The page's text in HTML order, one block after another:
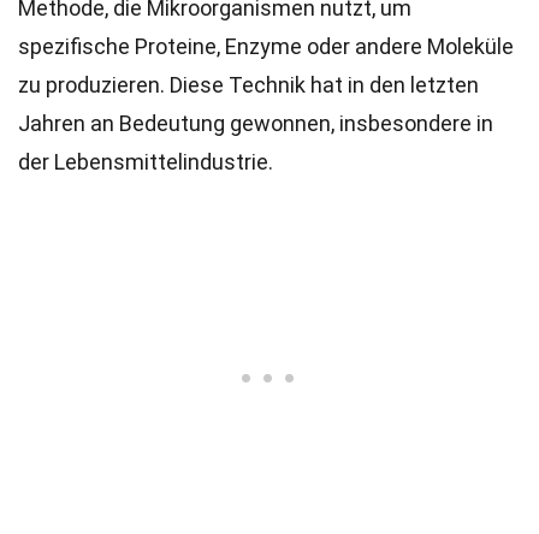
Methode, die Mikroorganismen nutzt, um
spezifische Proteine, Enzyme oder andere Moleküle
zu produzieren. Diese Technik hat in den letzten
Jahren an Bedeutung gewonnen, insbesondere in
der Lebensmittelindustrie.